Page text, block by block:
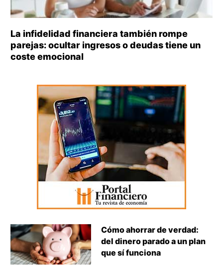
La infidelidad financiera también rompe
parejas: ocultar ingresos o deudas tiene un
coste emocional
Cómo ahorrar de verdad:
del dinero parado a un plan
que sí funciona